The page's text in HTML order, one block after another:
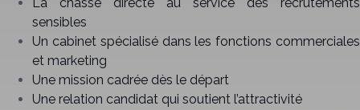
La chasse directe au service des recrutements
sensibles
Un cabinet spécialisé dans les fonctions commerciales
et marketing
Une mission cadrée dès le départ
Une relation candidat qui soutient l’attractivité